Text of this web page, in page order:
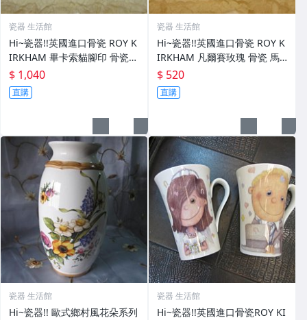
瓷器 生活館
Hi~瓷器!!英國進口骨瓷 ROY K
IRKHAM 畢卡索貓腳印 骨瓷
馬克杯 圓胖杯
$ 1,040
直購
瓷器 生活館
Hi~瓷器!!英國進口骨瓷 ROY K
IRKHAM 凡爾賽玫瑰 骨瓷 馬
克杯 圓胖杯
$ 520
直購
瓷器 生活館
Hi~瓷器!! 歐式鄉村風花朵系列
瓷器 生活館
Hi~瓷器!!英國進口骨瓷ROY KI